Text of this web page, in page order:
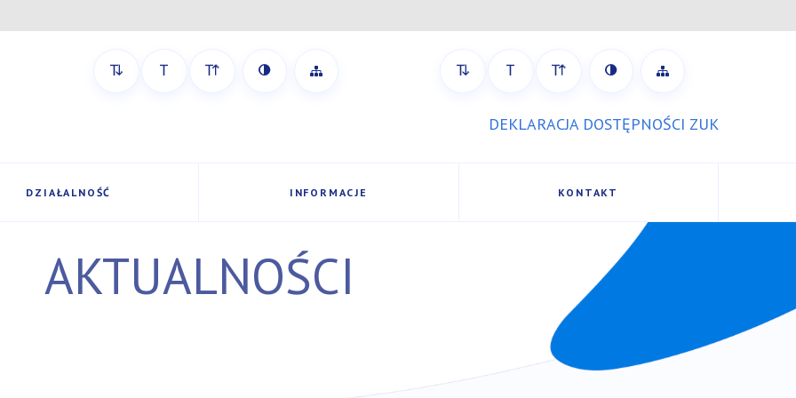
Zobacz mapę strony Zobacz mapę strony
DEKLARACJA DOSTĘPNOŚCI ZUK
DZIAŁALNOŚĆ INFORMACJE KONTAKT
AKTUALNOŚCI